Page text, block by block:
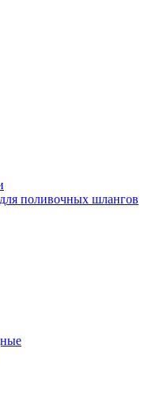
поливочных шлангов